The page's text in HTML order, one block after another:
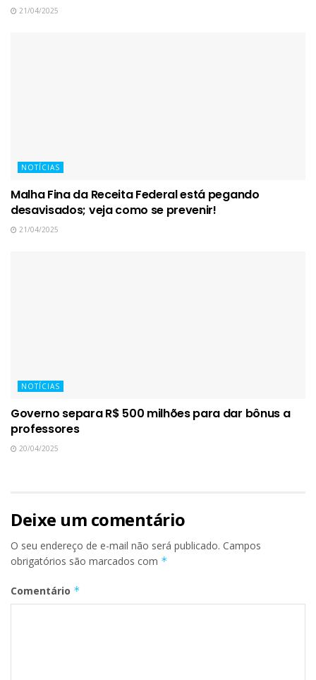
21/04/2025
NOTÍCIAS
Malha Fina da Receita Federal está pegando
desavisados; veja como se prevenir!
21/04/2025
NOTÍCIAS
Governo separa R$ 500 milhões para dar bônus a
professores
20/04/2025
Deixe um comentário
O seu endereço de e-mail não será publicado. Campos
obrigatórios são marcados com *
Comentário *